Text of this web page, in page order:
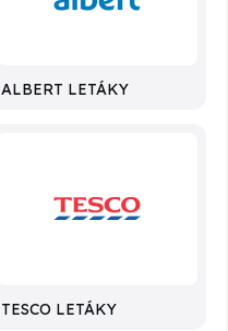
ALBERT LETÁKY
TESCO LETÁKY